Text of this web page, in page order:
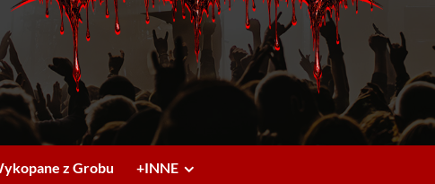
z Grobu +INNE